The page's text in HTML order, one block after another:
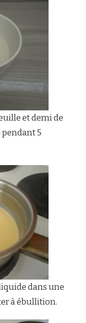
et demi de
pendant 5
dans une
à ébullition.